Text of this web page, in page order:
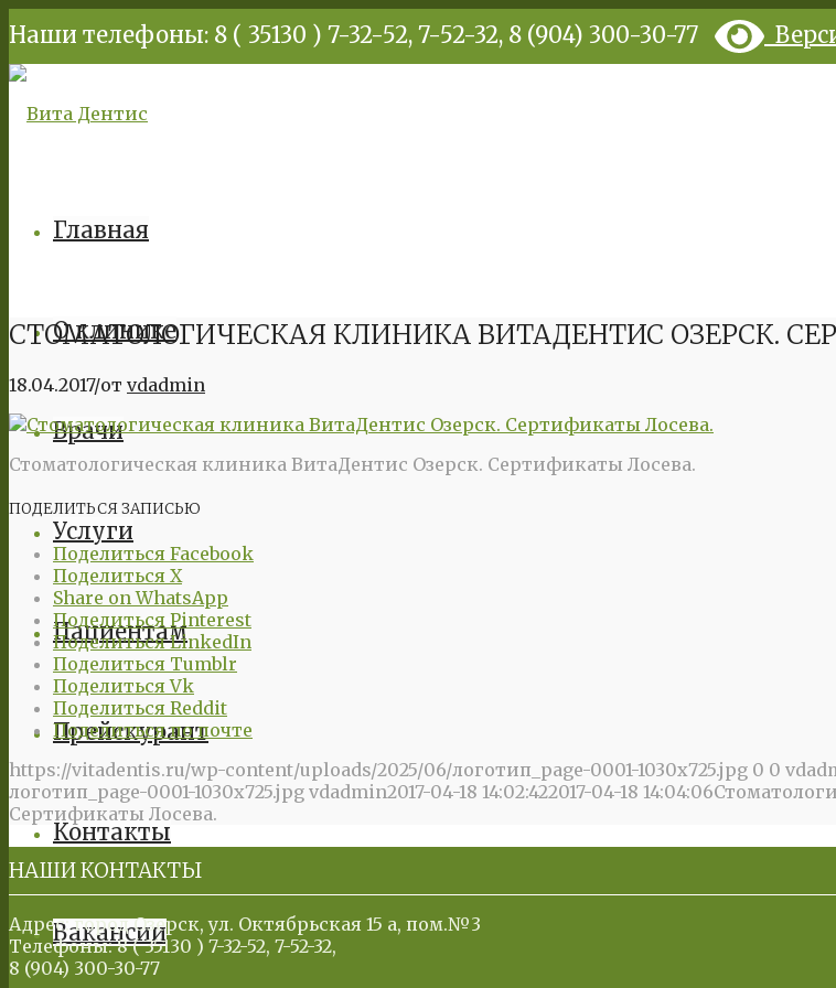
Наши телефоны: 8 ( 35130 ) 7-32-52, 7-52-32, 8 (904) 300-30-77
Главная
О клинике
Врачи
Услуги
Пациентам
Прейскурант
Контакты
Вакансии
СТОМАТОЛОГИЧЕСКАЯ КЛИНИКА ВИТАДЕНТИС ОЗЕРСК.
18.04.2017/от vdadmin
Стоматологическая клиника ВитаДентис Озерск. Сертификаты Лосева.
ПОДЕЛИТЬСЯ ЗАПИСЬЮ
Поделиться Facebook
Поделиться X
Share on WhatsApp
Поделиться Pinterest
Поделиться LinkedIn
Поделиться Tumblr
Поделиться Vk
Поделиться Reddit
Поделиться по почте
https://vitadentis.ru/wp-content/uploads/2025/06/логотип_page-0001-1030x725.jpg 0 0
логотип_page-0001-1030x725.jpg vdadmin2017-04-18 14:02:422017-04-18 14:04:06
Сертификаты Лосева.
НАШИ КОНТАКТЫ
Адрес: город Озерск, ул. Октябрьская 15 а, пом.№3
Телефоны: 8 ( 35130 ) 7-32-52, 7-52-32,
8 (904) 300-30-77